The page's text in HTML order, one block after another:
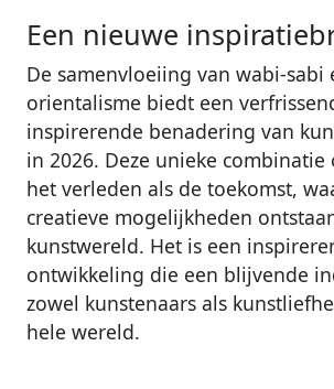
Een nieuwe
De samenvloeiing van wabi-sabi
orientalisme biedt een
inspirerende benadering van
in 2026. Deze unieke combinatie
het verleden als de toekomst,
creatieve mogelijkheden
kunstwereld. Het is een
ontwikkeling die een blijvende
zowel kunstenaars als
hele wereld.